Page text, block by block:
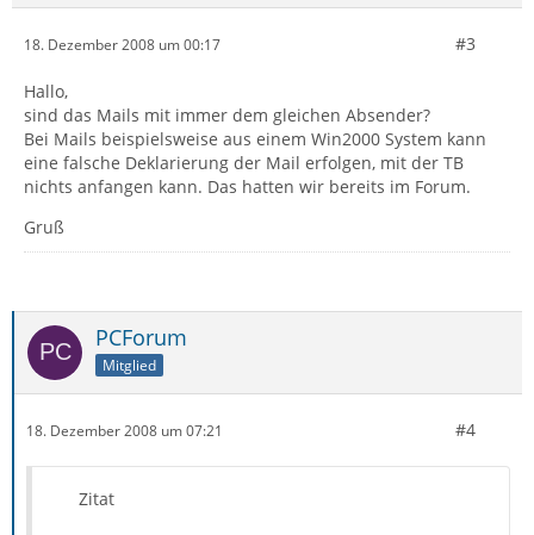
18. Dezember 2008 um 00:17 #3
Hallo,
sind das Mails mit immer dem gleichen Absender?
Bei Mails beispielsweise aus einem Win2000 System kann
eine falsche Deklarierung der Mail erfolgen, mit der TB
nichts anfangen kann. Das hatten wir bereits im Forum.
Gruß
PCForum
Mitglied
18. Dezember 2008 um 07:21 #4
Zitat